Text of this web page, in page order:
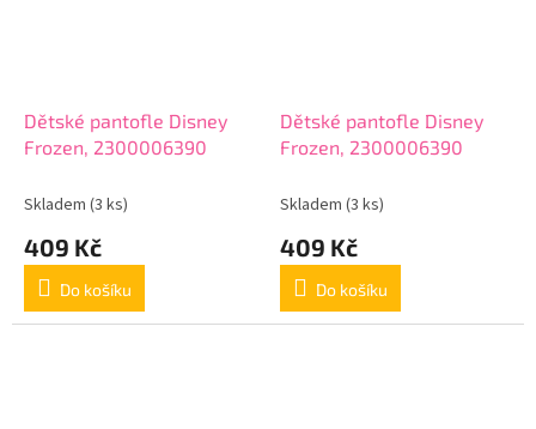
Dětské pantofle Disney
Frozen, 2300006390
Skladem (3 ks)
409 Kč
Do košíku
Dětské pantofle Disney
Frozen, 2300006390
Skladem (3 ks)
409 Kč
Do košíku